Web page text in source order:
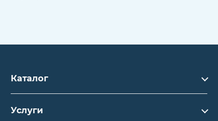
Каталог
Каталог
Услуги
Услуги